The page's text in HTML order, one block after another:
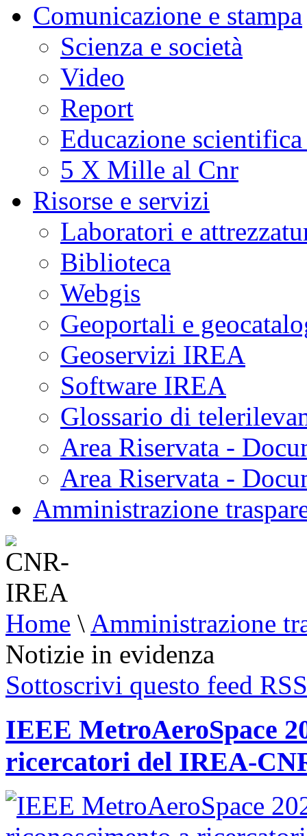
Comunicazione e stampa
Scienza e società
Video
Report
Educazione
5 X Mille al Cnr
Risorse e servizi
Laboratori e
Biblioteca
Webgis
Geoportali e
Geoservizi IREA
Software IREA
Glossario di
Area Riservata -
Area Riservata -
Amministrazione
Home \ Amministrazione
Notizie in evidenza
Sottoscrivi questo feed RSS
IEEE MetroAeroSpace
ricercatori del IREA-